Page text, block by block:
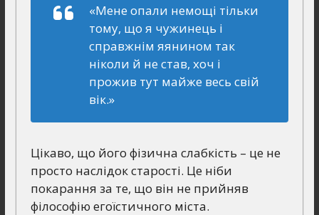
«Мене опали немощі тільки
тому, що я чужинець і
справжнім яянином так
ніколи й не став, хоч і
прожив тут майже весь свій
вік.»
Цікаво, що його фізична слабкість – це не
просто наслідок старості. Це ніби
покарання за те, що він не прийняв
філософію егоїстичного міста.